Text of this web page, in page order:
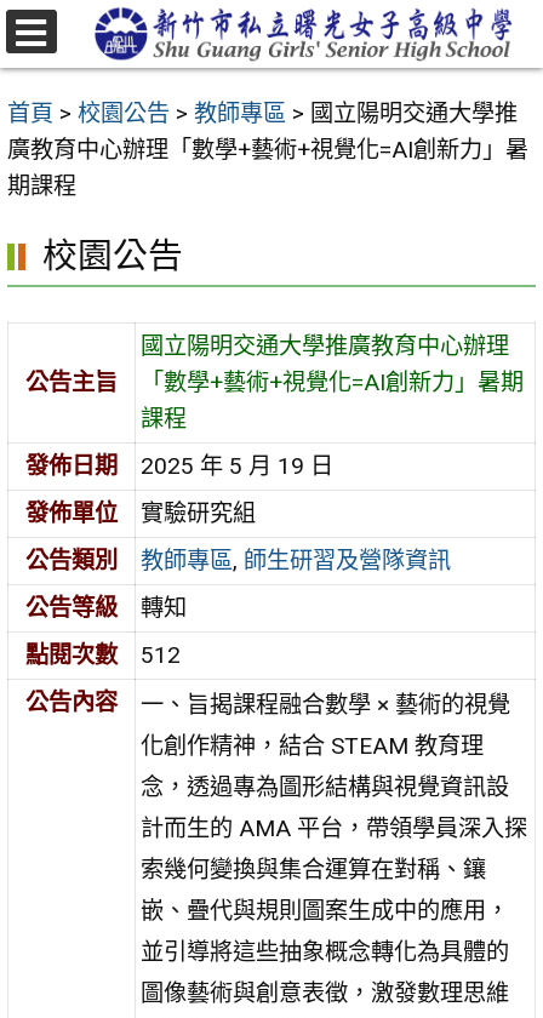
跳
至
要
內
容
首頁 > 校園公告 > 教師專區 > 國立陽明交通大學推
廣教育中心辦理「數學+藝術+視覺化=AI創新力」暑
期課程
校園公告
公告主旨
國立陽明交通大學推廣教育中心辦理
「數學+藝術+視覺化=AI創新力」暑期
課程
發佈日期
2025 年 5 月 19 日
發佈單位
實驗研究組
公告類別
教師專區, 師生研習及營隊資訊
公告等級
轉知
點閱次數
512
公告內容
一、旨揭課程融合數學 × 藝術的視覺
化創作精神，結合 STEAM 教育理
念，透過專為圖形結構與視覺資訊設
計而生的 AMA 平台，帶領學員深入探
索幾何變換與集合運算在對稱、鑲
嵌、疊代與規則圖案生成中的應用，
並引導將這些抽象概念轉化為具體的
圖像藝術與創意表徵，激發數理思維
選
單